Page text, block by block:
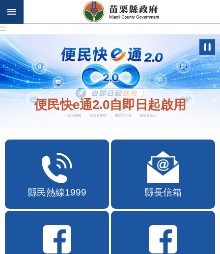
跳到主要內容區塊
:::
:::
便民快e通2.0自即日起啟用
縣民熱線1999 縣長信箱